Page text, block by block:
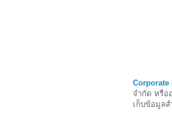
Corporate
จำกัด หรือ
เก็บข้อมูล